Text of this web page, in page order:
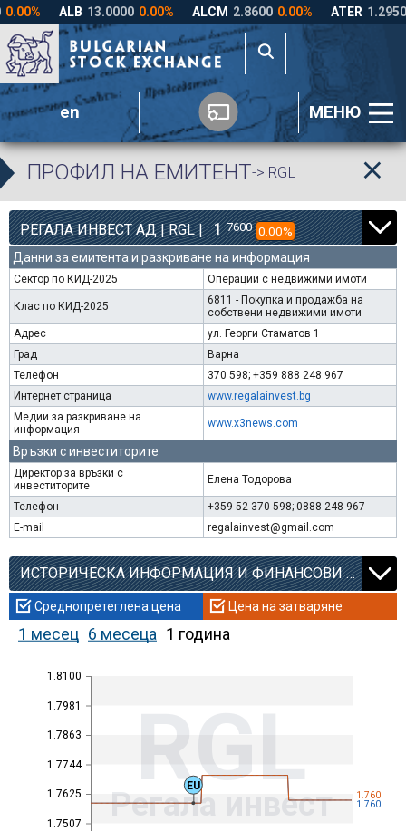
en МЕНЮ
ПРОФИЛ НА ЕМИТЕНТ-> RGL
РЕГАЛА ИНВЕСТ АД | RGL | 1 7600 0.00%
Данни за емитента и разкриване на информация
Сектор по КИД-2025 Операции с недвижими имоти
Клас по КИД-2025
6811 - Покупка и продажба на
собствени недвижими имоти
Адрес
ул. Георги Стаматов 1
Град
Варна
Телефон
370 598; +359 888 248 967
Интернет страница
www.regalainvest.bg
Медии за разкриване на
информация
www.x3news.com
Връзки с инвеститорите
Директор за връзки с
инвеститорите
Елена Тодорова
Телефон
+359 52 370 598; 0888 248 967
E-mail
regalainvest@gmail.com
ИСТОРИЧЕСКА ИНФОРМАЦИЯ И ФИНАНСОВИ КОЕФИЦИЕНТИ
Среднопретеглена цена Цена на затваряне
1 месец 6 месеца 1 година
1.7507
1.7625
1.7744
1.7863
1.7981
1.8100
RGL
Регала инвест 1.760
1.760
EU